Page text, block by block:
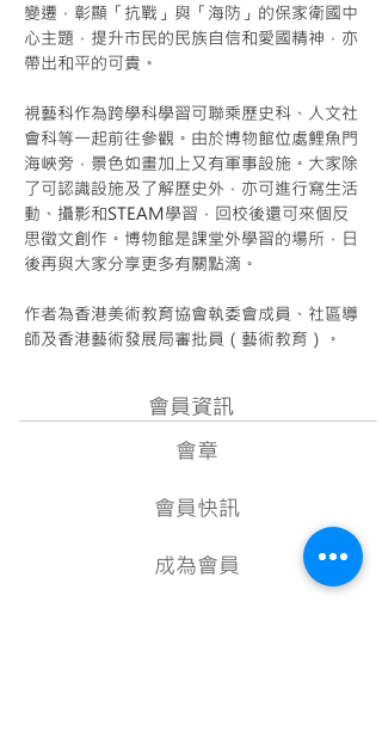
Next
變遷，彰顯「抗戰」與「海防」的保家衛國中
心主題，提升市民的民族自信和愛國精神，亦
帶出和平的可貴。
視藝科作為跨學科學習可聯乘歷史科、人文社
會科等一起前往參觀。由於博物館位處鯉魚門
海峽旁，景色如畫加上又有軍事設施。大家除
了可認識設施及了解歷史外，亦可進行寫生活
動、攝影和STEAM學習，回校後還可來個反
思徵文創作。博物館是課堂外學習的場所，日
後再與大家分享更多有關點滴。
作者為香港美術教育協會執委會成員、社區導
師及香港藝術發展局審批員（藝術教育）。
會員資訊
會章
會員快訊
成為會員